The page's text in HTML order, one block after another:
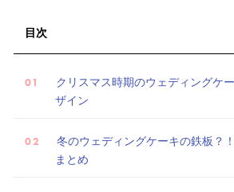
目次
クリスマス時期のウェディングケ
ザイン
冬のウェディングケーキの鉄板？
まとめ
試
着
レ